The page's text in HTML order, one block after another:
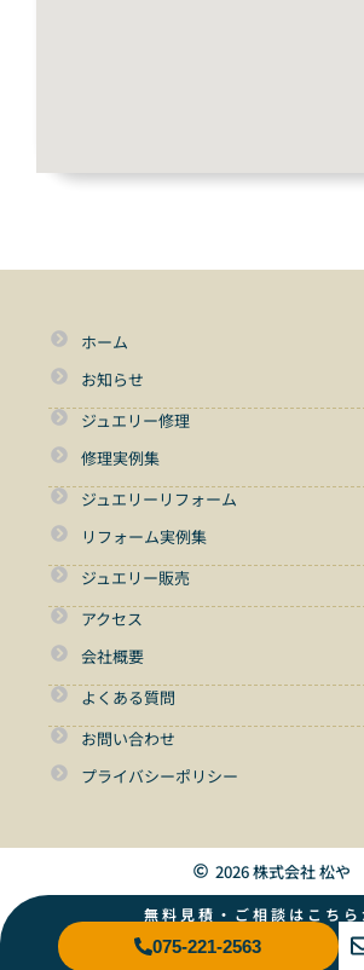
ホーム
お知らせ
ジュエリー修理
修理実例集
ジュエリーリフォーム
リフォーム実例集
ジュエリー販売
アクセス
会社概要
よくある質問
お問い合わせ
プライバシーポリシー
2026 株式会社 松や
無料見積・ご相談はこちら
075-221-2563